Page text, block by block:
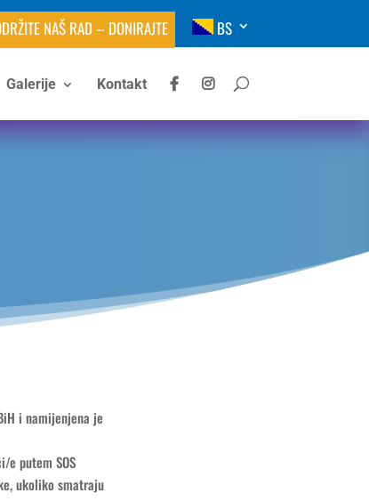
NAŠ RAD – DONIRAJTE BS
Galerije Kontakt
i namijenjena je
e putem SOS
ukoliko smatraju